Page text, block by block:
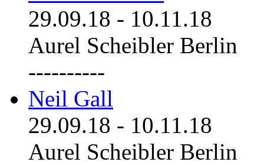
29.09.18 - 10.11.18
Aurel Scheibler Berlin
----------
Neil Gall
29.09.18 - 10.11.18
Aurel Scheibler Berlin